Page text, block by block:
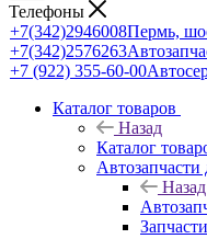
Телефоны
+7(342)2946008Пермь,
+7(342)2576263
+7 (922) 355-60-00
Каталог товаров
Назад
Каталог
Назад